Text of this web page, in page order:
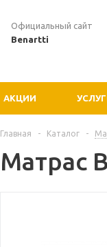
Официальный сайт
Benartti
АКЦИИ
Главная - Каталог -
Матрас